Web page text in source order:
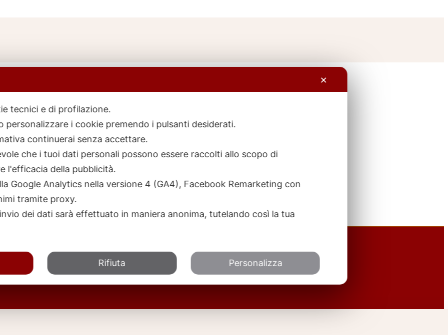
✕
tecnici e di profilazione.
personalizzare i cookie premendo i pulsanti desiderati.
continuerai senza accettare.
che i tuoi dati personali possono essere raccolti allo scopo di
l'efficacia della pubblicità.
Google Analytics nella versione 4 (GA4), Facebook Remarketing con
tramite proxy.
dei dati sarà effettuato in maniera anonima, tutelando così la tua
Rifiuta Personalizza